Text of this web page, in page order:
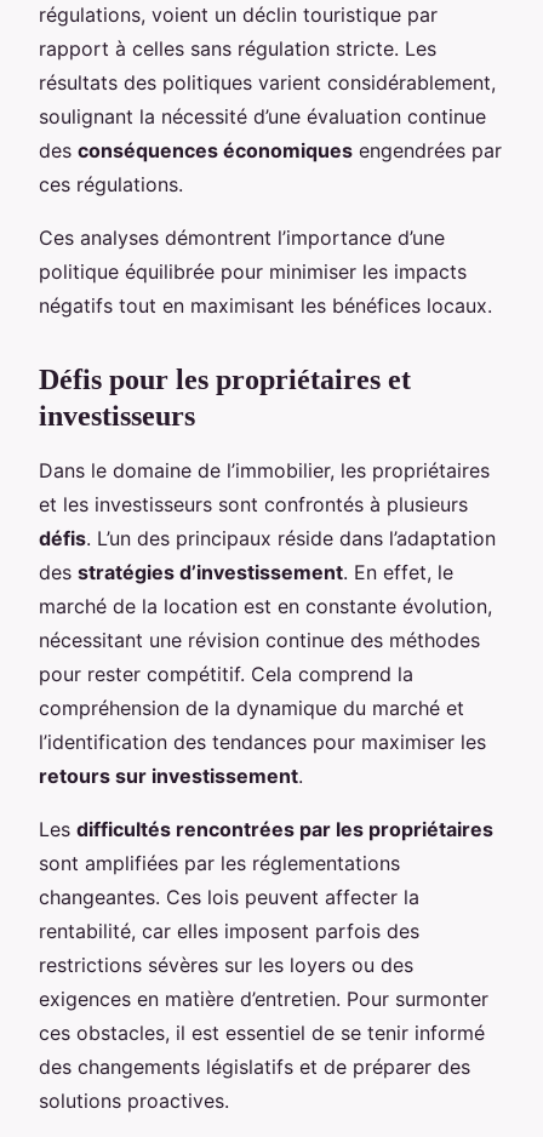
régulations, voient un déclin touristique par
rapport à celles sans régulation stricte. Les
résultats des politiques varient considérablement,
soulignant la nécessité d’une évaluation continue
des conséquences économiques engendrées par
ces régulations.
Ces analyses démontrent l’importance d’une
politique équilibrée pour minimiser les impacts
négatifs tout en maximisant les bénéfices locaux.
Défis pour les propriétaires et
investisseurs
Dans le domaine de l’immobilier, les propriétaires
et les investisseurs sont confrontés à plusieurs
défis. L’un des principaux réside dans l’adaptation
des stratégies d’investissement. En effet, le
marché de la location est en constante évolution,
nécessitant une révision continue des méthodes
pour rester compétitif. Cela comprend la
compréhension de la dynamique du marché et
l’identification des tendances pour maximiser les
retours sur investissement.
Les difficultés rencontrées par les propriétaires
sont amplifiées par les réglementations
changeantes. Ces lois peuvent affecter la
rentabilité, car elles imposent parfois des
restrictions sévères sur les loyers ou des
exigences en matière d’entretien. Pour surmonter
ces obstacles, il est essentiel de se tenir informé
des changements législatifs et de préparer des
solutions proactives.